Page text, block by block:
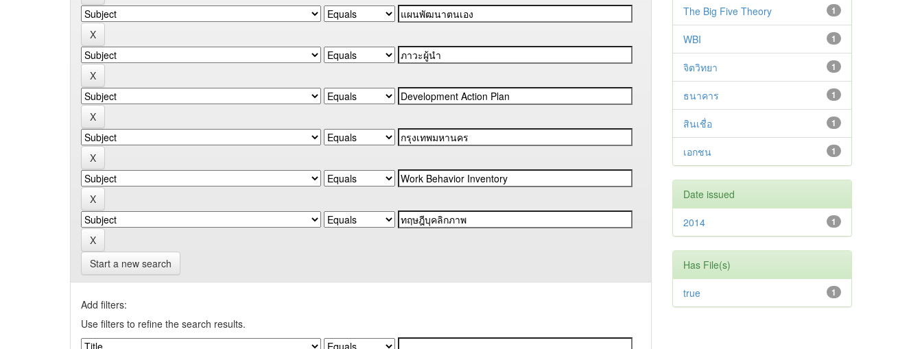
Start a new search
Add filters:
Use filters to refine the search results.
1
The Big Five Theory
1
WBI
1
จิตวิทยา
1
ธนาคาร
1
สินเชื่อ
1
เอกชน
Date issued
1
2014
Has File(s)
1
true